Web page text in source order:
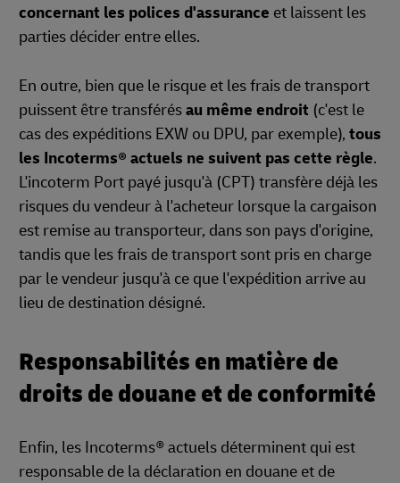
concernant les polices d'assurance et laissent les
parties décider entre elles.
En outre, bien que le risque et les frais de transport
puissent être transférésau même endroit (c'est le
cas des expéditions EXW ou DPU, par exemple), tous
les Incoterms® actuels ne suivent pas cette règle.
L'incoterm Port payé jusqu'à (CPT) transfère déjà les
risques du vendeur à l'acheteur lorsque la cargaison
est remise au transporteur, dans son pays d'origine,
tandis que les frais de transport sont pris en charge
par le vendeur jusqu'à ce que l'expédition arrive au
lieu de destination désigné.
Responsabilités en matière de
droits de douane et de conformité
Enfin, les Incoterms® actuels déterminent qui est
responsable de la déclaration en douane et de